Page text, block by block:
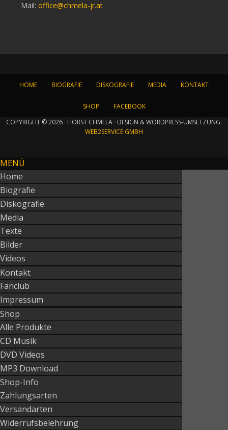
Mail: office@chmela-jr.at
HOME BIOGRAFIE DISKOGRAFIE MEDIA KONTAKT
SHOP
FACEBOOK
COPYRIGHT © 2026 · HORST CHMELA · DESIGN & WORDPRESS-UMSETZUNG:
WEB2SERVICE GMBH
MENÜ
Home
Biografie
Diskografie
Media
Texte
Bilder
Videos
Kontakt
Fanclub
Impressum
Shop
Alle Produkte
CD Musik
DVD Videos
MP3 Download
Shop-Info
Zahlungsarten
Versandarten
Widerrufsbelehrung